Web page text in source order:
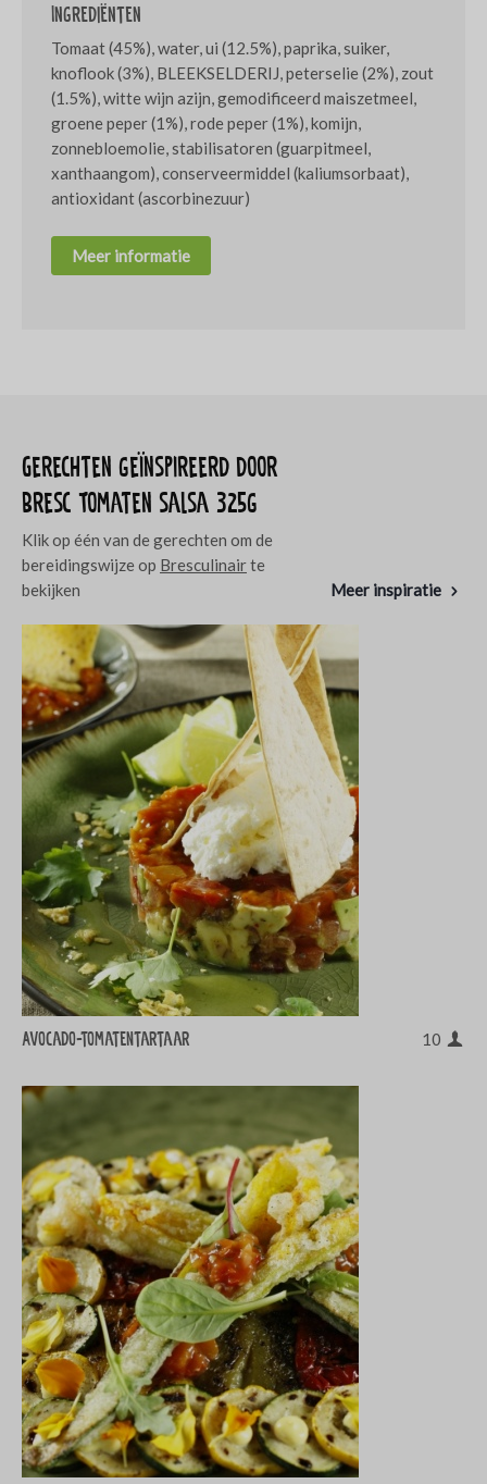
Ingrediënten
Tomaat (45%), water, ui (12.5%), paprika, suiker,
knoflook (3%), BLEEKSELDERIJ, peterselie (2%), zout
(1.5%), witte wijn azijn, gemodificeerd maiszetmeel,
groene peper (1%), rode peper (1%), komijn,
zonnebloemolie, stabilisatoren (guarpitmeel,
xanthaangom), conserveermiddel (kaliumsorbaat),
antioxidant (ascorbinezuur)
Meer informatie
Gerechten geïnspireerd door
Bresc Tomaten salsa 325g
Klik op één van de gerechten om de
bereidingswijze op Bresculinairte
bekijken
Meer inspiratie
Avocado-tomatentartaar 10